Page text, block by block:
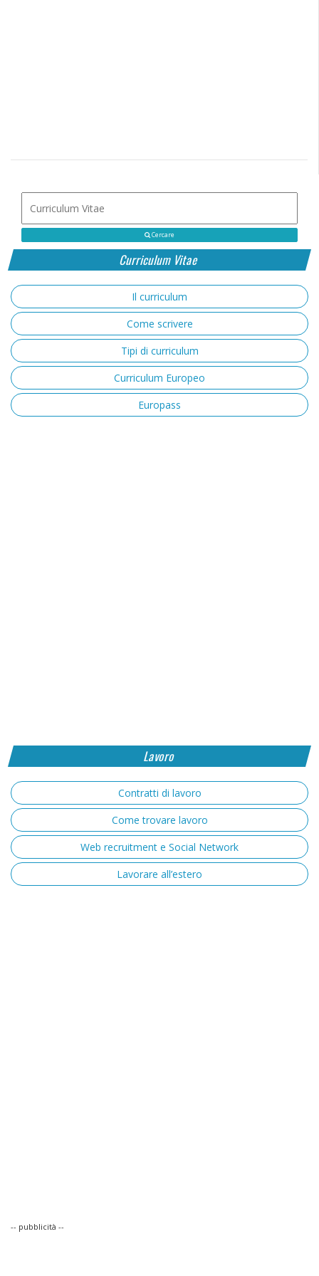
Cercare
Curriculum Vitae
Il curriculum
Come scrivere
Tipi di curriculum
Curriculum Europeo
Europass
Lavoro
Contratti di lavoro
Come trovare lavoro
Web recruitment e Social Network
Lavorare all’estero
-- pubblicità --